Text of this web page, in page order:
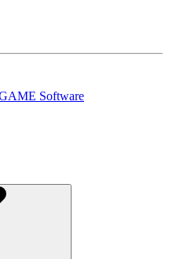
Software